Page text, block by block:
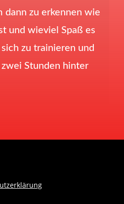
dann zu erkennen wie
und wieviel Spaß es
zu trainieren und
Stunden hinter